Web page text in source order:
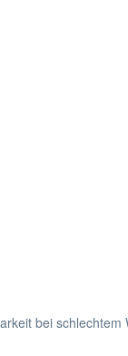
bei schlechtem